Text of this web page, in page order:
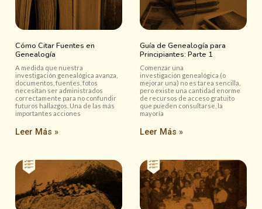
Cómo Citar Fuentes en
Genealogía
A medida que nuestra
investigación genealógica avanza,
documentos, fuentes, fotos
necesitan ser administrados
correctamente para no confundir
futuros hallazgos. Una de las más
importantes acciones
Leer Más »
Guía de Genealogía para
Principiantes: Parte 1
Comenzar una
investigación genealógica (o
mejorar una) no es tarea sencilla,
pero existe una cantidad enorme
de recursos de acceso gratuito
que pueden consultarse, la
mayoría
Leer Más »